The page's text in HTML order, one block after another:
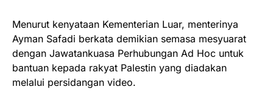
Menurut kenyataan Kementerian Luar, menterinya
Ayman Safadi berkata demikian semasa mesyuarat
dengan Jawatankuasa Perhubungan Ad Hoc untuk
bantuan kepada rakyat Palestin yang diadakan
melalui persidangan video.